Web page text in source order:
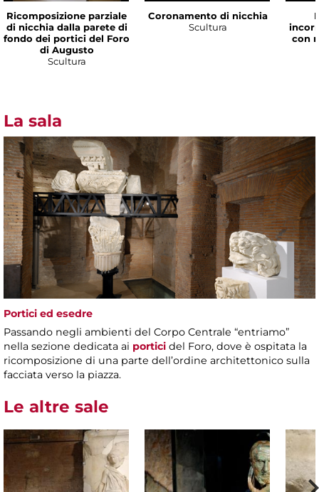
Ricomposizione parziale
di nicchia dalla parete di
fondo dei portici del Foro
di Augusto
Scultura
Coronamento di nicchia
Scultura
con
La sala
Portici ed esedre
Passando negli ambienti del Corpo Centrale “entriamo”
nella sezione dedicata ai portici del Foro, dove è ospitata la
ricomposizione di una parte dell’ordine architettonico sulla
facciata verso la piazza.
Le altre sale